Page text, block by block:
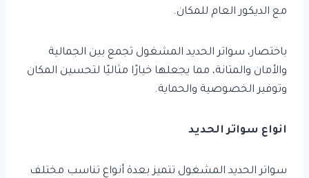
مع الديكور العام للمكان.
باختصار، سواتر الحديد المشغول تجمع بين الجمالية
والأمان والمتانة، مما يجعلها خيارًا مثاليًا لتحسين المكان
وتوفير الخصوصية والحماية.
انواع سواتر الحديد
سواتر الحديد المشغول تتميز بعدة أنواع تناسب مختلف